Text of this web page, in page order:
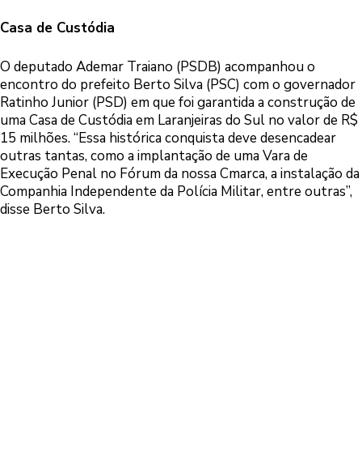
Casa de Custódia
O deputado Ademar Traiano (PSDB) acompanhou o
encontro do prefeito Berto Silva (PSC) com o governador
Ratinho Junior (PSD) em que foi garantida a construção de
uma Casa de Custódia em Laranjeiras do Sul no valor de R$
15 milhões. “Essa histórica conquista deve desencadear
outras tantas, como a implantação de uma Vara de
Execução Penal no Fórum da nossa Cmarca, a instalação da
Companhia Independente da Polícia Militar, entre outras”,
disse Berto Silva.